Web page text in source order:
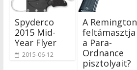
Spyderco
2015 Mid-
Year Flyer
2015-06-12
A Remington
feltámasztja
a Para-
Ordnance
pisztolyait?